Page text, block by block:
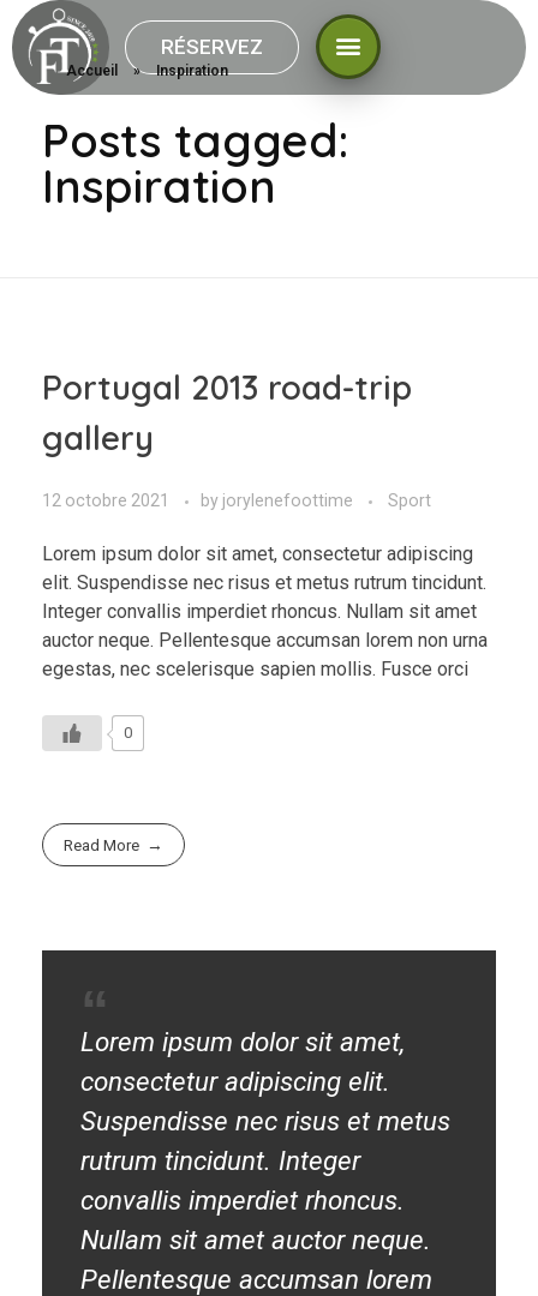
RÉSERVEZ
Accueil » Inspiration
Posts tagged:
Inspiration
Portugal 2013 road-trip
gallery
12 octobre 2021 by jorylenefoottime Sport
Lorem ipsum dolor sit amet, consectetur adipiscing
elit. Suspendisse nec risus et metus rutrum tincidunt.
Integer convallis imperdiet rhoncus. Nullam sit amet
auctor neque. Pellentesque accumsan lorem non urna
egestas, nec scelerisque sapien mollis. Fusce orci
0
Read More
Lorem ipsum dolor sit amet,
consectetur adipiscing elit.
Suspendisse nec risus et metus
rutrum tincidunt. Integer
convallis imperdiet rhoncus.
Nullam sit amet auctor neque.
Pellentesque accumsan lorem